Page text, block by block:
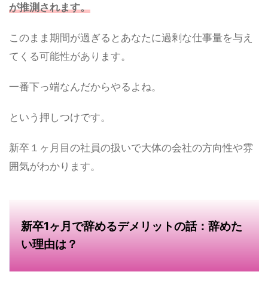
が推測されます。
このまま期間が過ぎるとあなたに過剰な仕事量を与え
てくる可能性があります。
一番下っ端なんだからやるよね。
という押しつけです。
新卒１ヶ月目の社員の扱いで大体の会社の方向性や雰
囲気がわかります。
新卒1ヶ月で辞めるデメリットの話：辞めた
い理由は？